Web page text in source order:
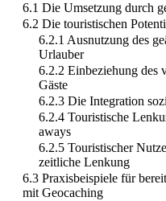
6.1 Die Umsetzung durch
6.2 Die touristischen
6.2.1 Ausnutzung des
Urlauber
6.2.2 Einbeziehung des
Gäste
6.2.3 Die Integration
6.2.4 Touristische
aways
6.2.5 Touristischer
zeitliche Lenkung
6.3 Praxisbeispiele für
mit Geocaching